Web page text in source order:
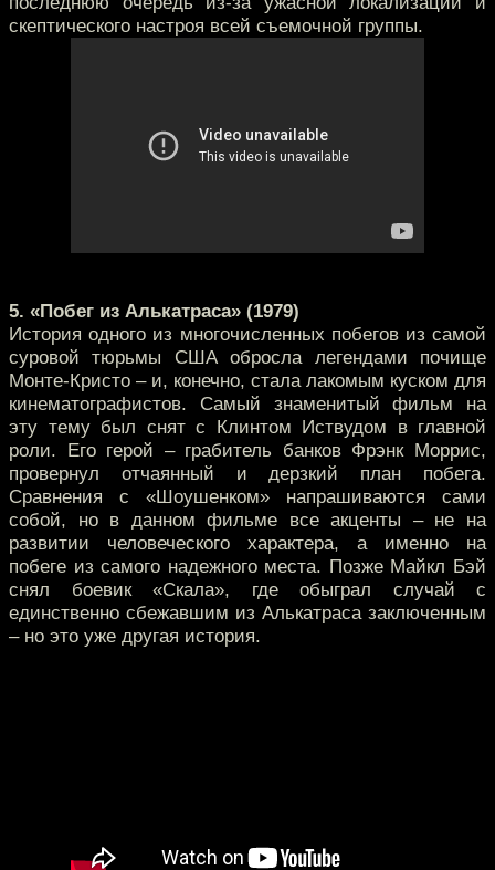
скептического настроя всей съемочной группы.
5. «Побег из Алькатраса» (1979)
История одного из многочисленных побегов из самой
суровой тюрьмы США обросла легендами почище
Монте-Кристо – и, конечно, стала лакомым куском для
кинематографистов. Самый знаменитый фильм на
эту тему был снят с Клинтом Иствудом в главной
роли. Его герой – грабитель банков Фрэнк Моррис,
провернул отчаянный и дерзкий план побега.
Сравнения с «Шоушенком» напрашиваются сами
собой, но в данном фильме все акценты – не на
развитии человеческого характера, а именно на
побеге из самого надежного места. Позже Майкл Бэй
снял боевик «Скала», где обыграл случай с
единственно сбежавшим из Алькатраса заключенным
– но это уже другая история.